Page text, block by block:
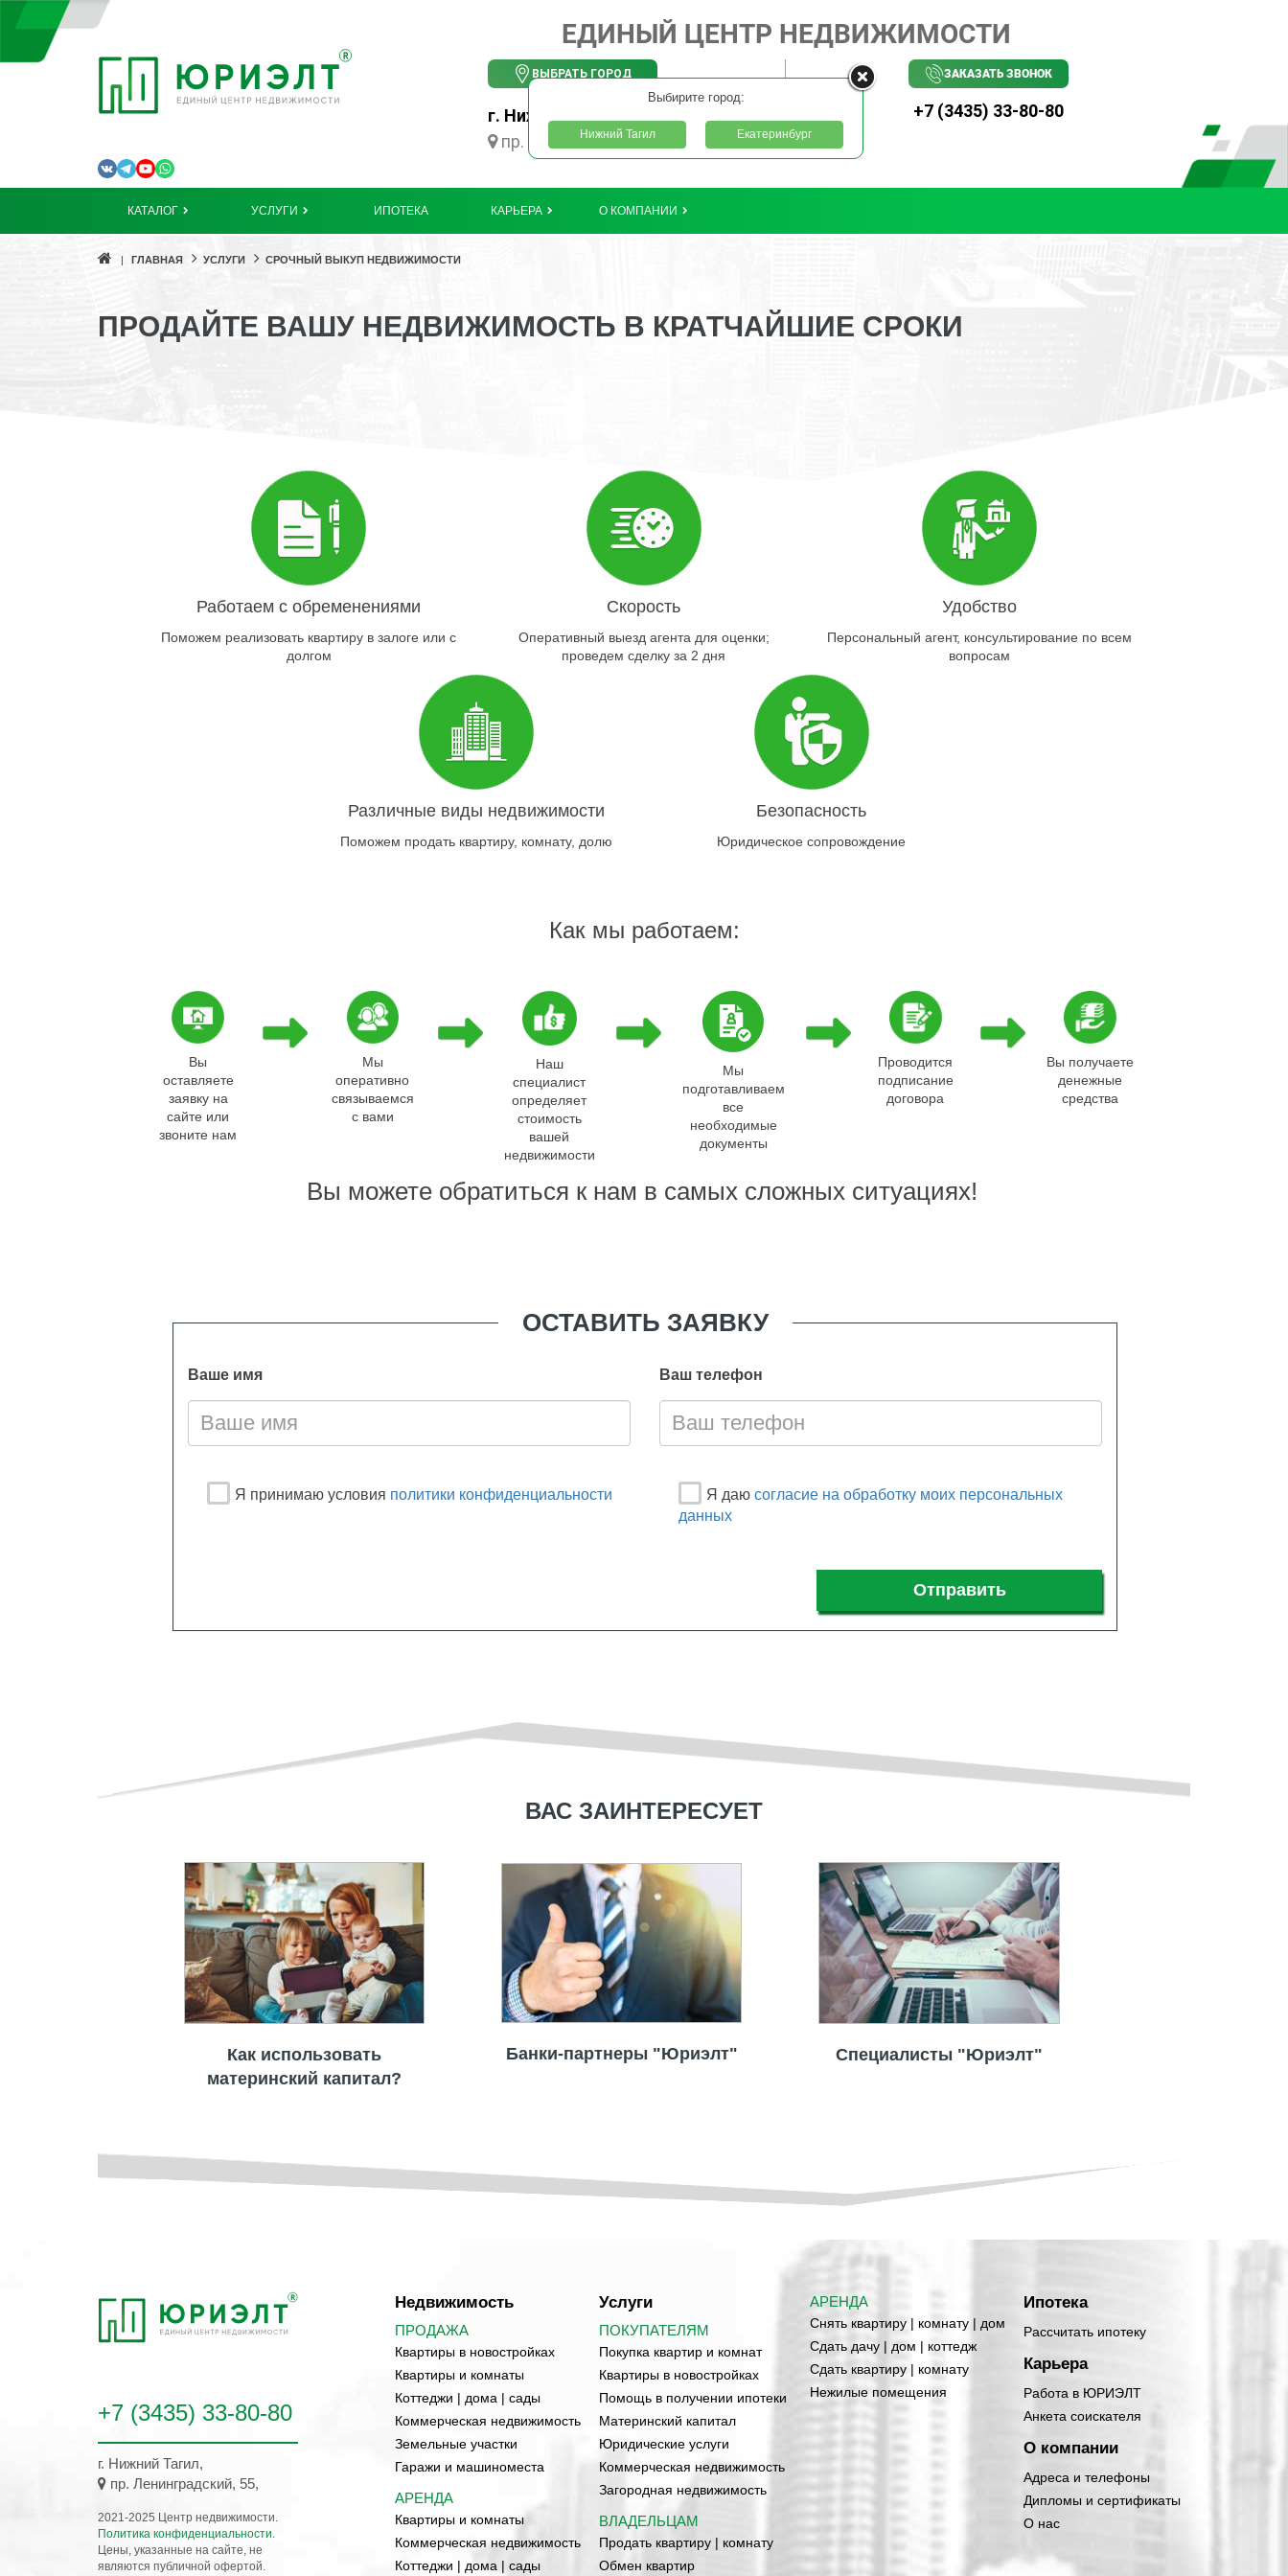
ЕДИНЫЙ ЦЕНТР НЕДВИЖИМОСТИ
ВЫБРАТЬ ГОРОД
г. Нижний Тагил
пр. Ленинградский, 55
ЗАКАЗАТЬ ЗВОНОК
+7 (3435) 33-80-80
КАТАЛОГ УСЛУГИ ИПОТЕКА КАРЬЕРА О КОМПАНИИ
ГЛАВНАЯ УСЛУГИ СРОЧНЫЙ ВЫКУП НЕДВИЖИМОСТИ
ПРОДАЙТЕ ВАШУ НЕДВИЖИМОСТЬ В КРАТЧАЙШИЕ СРОКИ
Работаем с обременениями
Поможем реализовать квартиру в залоге или с
долгом
Скорость
Оперативный выезд агента для оценки;
проведем сделку за 2 дня
Удобство
Персональный агент, консультирование по всем
вопросам
Различные виды недвижимости
Поможем продать квартиру, комнату, долю
Безопасность
Юридическое сопровождение
Как мы работаем:
Вы
оставляете
заявку на
сайте или
звоните нам
Мы
оперативно
связываемся
с вами
Наш
специалист
определяет
стоимость
вашей
недвижимости
Мы
подготавливаем
все
необходимые
документы
Проводится
подписание
договора
Вы получаете
денежные
средства
Вы можете обратиться к нам в самых сложных ситуациях!
ОСТАВИТЬ ЗАЯВКУ
Ваше имя Ваш телефон
Я принимаю условия политики конфиденциальности Я даю согласие на обработку моих персональных
данных
Отправить
ВАС ЗАИНТЕРЕСУЕТ
Как использовать
материнский капитал?
Банки-партнеры "Юриэлт" Специалисты "Юриэлт"
+7 (3435) 33-80-80
г. Нижний Тагил,
пр. Ленинградский, 55,
2021-2025 Центр недвижимости.
Политика конфиденциальности.
Цены, указанные на сайте, не
являются публичной офертой.
Недвижимость
ПРОДАЖА
Квартиры в новостройках
Квартиры и комнаты
Коттеджи | дома | сады
Коммерческая недвижимость
Земельные участки
Гаражи и машиноместа
АРЕНДА
Квартиры и комнаты
Коммерческая недвижимость
Коттеджи | дома | сады
Услуги
ПОКУПАТЕЛЯМ
Покупка квартир и комнат
Квартиры в новостройках
Помощь в получении ипотеки
Материнский капитал
Юридические услуги
Коммерческая недвижимость
Загородная недвижимость
ВЛАДЕЛЬЦАМ
Продать квартиру | комнату
Обмен квартир
АРЕНДА
Снять квартиру | комнату | дом
Сдать дачу | дом | коттедж
Сдать квартиру | комнату
Нежилые помещения
Ипотека
Рассчитать ипотеку
Карьера
Работа в ЮРИЭЛТ
Анкета соискателя
О компании
Адреса и телефоны
Дипломы и сертификаты
О нас
Выбирите город:
Нижний Тагил Екатеринбург